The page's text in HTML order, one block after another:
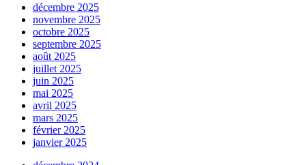
décembre 2025
novembre 2025
octobre 2025
septembre 2025
août 2025
juillet 2025
juin 2025
mai 2025
avril 2025
mars 2025
février 2025
janvier 2025